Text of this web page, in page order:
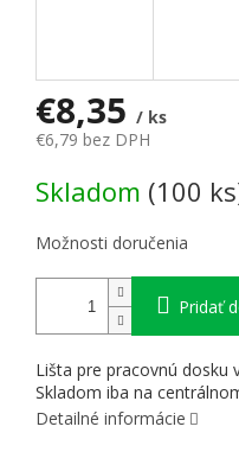
€8,35 / ks
€6,79 bez DPH
Skladom (100
Možnosti doručenia
Pridať
Lišta pre pracovnú dosku
Skladom iba na
Detailné informácie